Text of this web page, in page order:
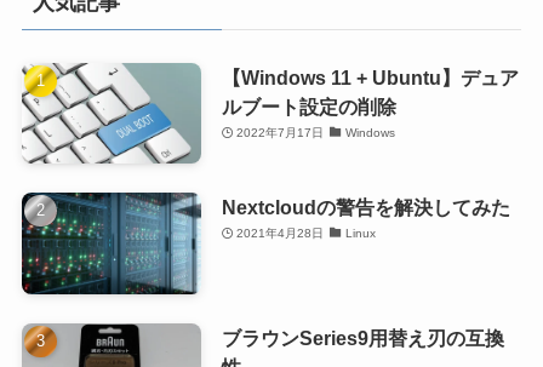
【Windows 11 + Ubuntu】デュア
ルブート設定の削除
2022年7月17日 Windows
Nextcloudの警告を解決してみた
2021年4月28日 Linux
ブラウンSeries9用替え刃の互換